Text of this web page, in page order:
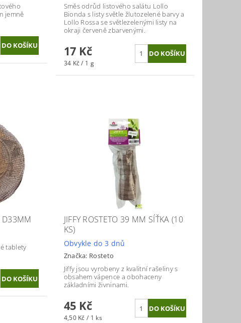
jemně
Směs odrůd listového salátu Lollo
Bionda s listy světle žlutozelené barvy a
Lollo Rossa se světlezelenými listy na
okraji červeně zbarvenými.
17 Kč
34 Kč / 1 g
D33MM
tablety
JIFFY ROSTETO 39 MM SÍŤKA (10
KS)
Obvykle do 3 dnů
Značka: Rosteto
Jiffy jsou vyrobeny z kvalitní rašeliny s
obsahem vápence a obohaceny
základními živninami.
45 Kč
4,50 Kč / 1 ks